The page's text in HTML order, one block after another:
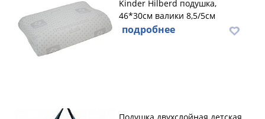
Kinder Hilberd подушка,
46*30см валики 8,5/5см
подробнее